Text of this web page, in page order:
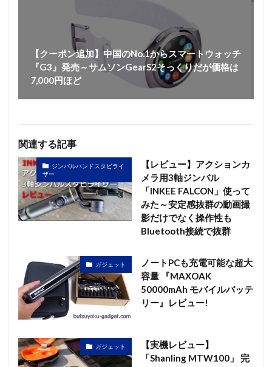
【クーポン追加】中国のNo.1からスマートウォッチ
『G3』発売～サムソンGearS2そっくりだが価格は
7,000円ほど
関連する記事
ジンバルハンドスタビライ
ザー
【レビュー】アクションカ
メラ用3軸ジンバル
「INKEE FALCON」使って
みた～安定感抜群の動画撮
影だけでなく操作性も
Bluetooth接続で抜群
ガジェット
ノートPCも充電可能な超大
容量 『MAXOAK
50000mAh モバイルバッテ
リー』レビュー!
ガジェット
【実機レビュー】
「Shanling MTW100」 完